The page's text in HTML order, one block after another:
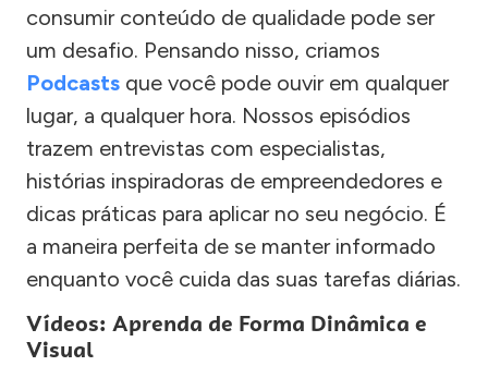
consumir conteúdo de qualidade pode ser
um desafio. Pensando nisso, criamos
Podcasts que você pode ouvir em qualquer
lugar, a qualquer hora. Nossos episódios
trazem entrevistas com especialistas,
histórias inspiradoras de empreendedores e
dicas práticas para aplicar no seu negócio. É
a maneira perfeita de se manter informado
enquanto você cuida das suas tarefas diárias.
Vídeos: Aprenda de Forma Dinâmica e
Visual